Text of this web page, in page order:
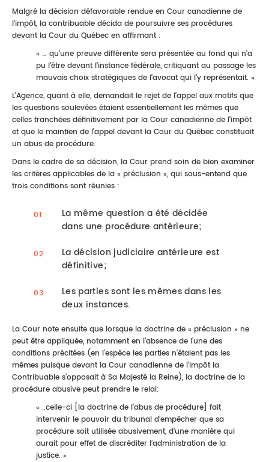
Malgré la décision défavorable rendue en Cour canadienne de
l’impôt, la contribuable décida de poursuivre ses procédures
devant la Cour du Québec en affirmant :
« … qu’une preuve différente sera présentée au fond qui n’a
pu l’être devant l’instance fédérale, critiquant au passage les
mauvais choix stratégiques de l’avocat qui l’y représentait. »
L’Agence, quant à elle, demandait le rejet de l’appel aux motifs que
les questions soulevées étaient essentiellement les mêmes que
celles tranchées définitivement par la Cour canadienne de l’impôt
et que le maintien de l’appel devant la Cour du Québec constituait
un abus de procédure.
Dans le cadre de sa décision, la Cour prend soin de bien examiner
les critères applicables de la « préclusion », qui sous-entend que
trois conditions sont réunies :
La même question a été décidée
dans une procédure antérieure;
La décision judiciaire antérieure est
définitive;
Les parties sont les mêmes dans les
deux instances.
La Cour note ensuite que lorsque la doctrine de « préclusion » ne
peut être appliquée, notamment en l’absence de l’une des
conditions précitées (en l’espèce les parties n’étaient pas les
mêmes puisque devant la Cour canadienne de l’impôt la
Contribuable s’opposait à Sa Majesté la Reine), la doctrine de la
procédure abusive peut prendre le relai:
« ..celle-ci [la doctrine de l’abus de procédure] fait
intervenir le pouvoir du tribunal d’empêcher que sa
procédure soit utilisée abusivement, d’une manière qui
aurait pour effet de discréditer l’administration de la
justice. »